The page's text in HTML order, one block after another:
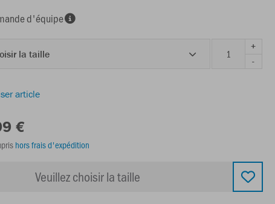
d'équipe
la taille
+
-
article
€
hors frais d'expédition
Veuillez choisir la taille